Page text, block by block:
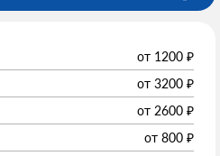
от 1200 ₽
от 3200 ₽
от 2600 ₽
от 800 ₽